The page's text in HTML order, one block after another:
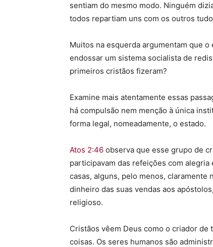
sentiam do mesmo modo. Ninguém
todos repartiam uns com os outros
Muitos na esquerda argumentam que
endossar um sistema socialista de
primeiros cristãos fizeram?
Examine mais atentamente essas
há compulsão nem menção à única
forma legal, nomeadamente, o estado.
Atos 2:46 observa que esse grupo de
participavam das refeições com alegria
casas, alguns, pelo menos, claramente
dinheiro das suas vendas aos
religioso.
Cristãos vêem Deus como o criador de
coisas. Os seres humanos são